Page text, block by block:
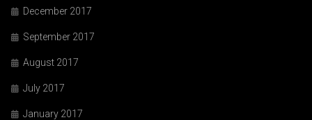
December 2017
September 2017
August 2017
July 2017
January 2017